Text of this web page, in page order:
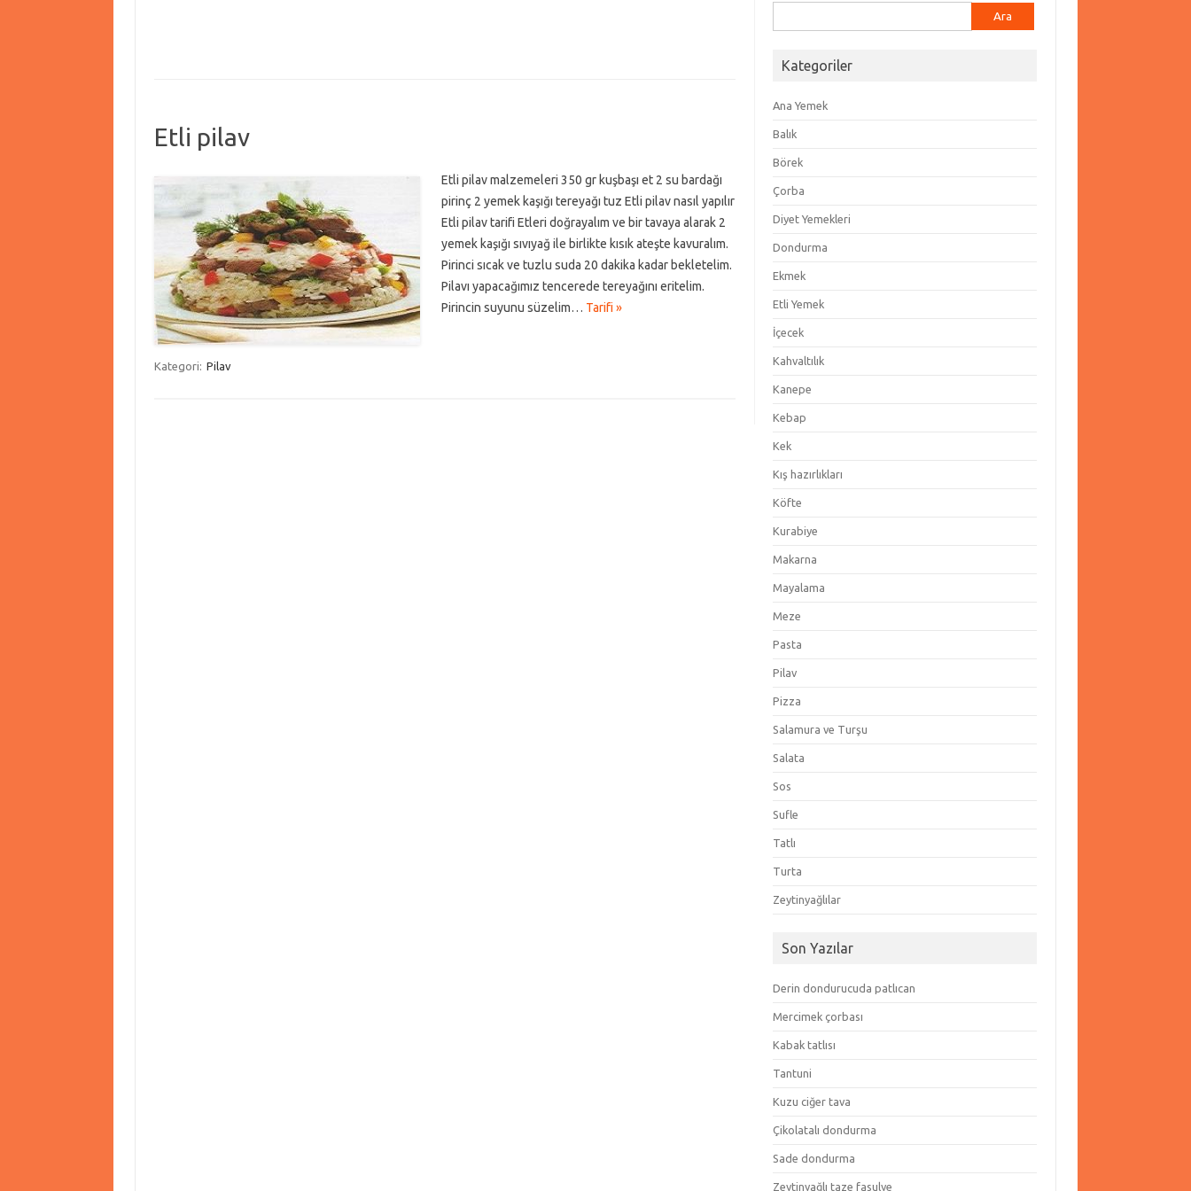
Etli pilav
Etli pilav malzemeleri 350 gr kuşbaşı et 2 su bardağı
pirinç 2 yemek kaşığı tereyağı tuz Etli pilav nasıl yapılır
Etli pilav tarifi Etleri doğrayalım ve bir tavaya alarak 2
yemek kaşığı sıvıyağ ile birlikte kısık ateşte kavuralım.
Pirinci sıcak ve tuzlu suda 20 dakika kadar bekletelim.
Pilavı yapacağımız tencerede tereyağını eritelim.
Pirincin suyunu süzelim… Tarifi »
Kategori: Pilav
Kategoriler
Ana Yemek
Balık
Börek
Çorba
Diyet Yemekleri
Dondurma
Ekmek
Etli Yemek
İçecek
Kahvaltılık
Kanepe
Kebap
Kek
Kış hazırlıkları
Köfte
Kurabiye
Makarna
Mayalama
Meze
Pasta
Pilav
Pizza
Salamura ve Turşu
Salata
Sos
Sufle
Tatlı
Turta
Zeytinyağlılar
Son Yazılar
Derin dondurucuda patlıcan
Mercimek çorbası
Kabak tatlısı
Tantuni
Kuzu ciğer tava
Çikolatalı dondurma
Sade dondurma
Zeytinyağlı taze fasulye